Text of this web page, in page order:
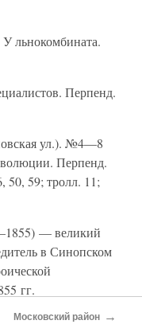
льнокомбината.
Перпенд.
ул.). №4—8
Перпенд.
50, 59; тролл. 11;
— великий
в Синопском
гг.
Авт. 21, 33, 51;
Московский район →